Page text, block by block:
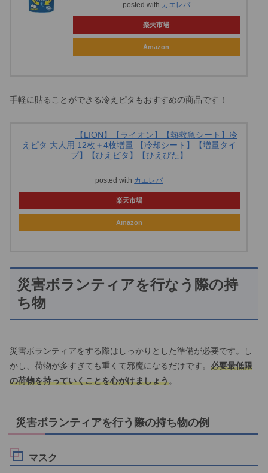
posted with カエレバ
楽天市場
Amazon
手軽に貼ることができる冷えピタもおすすめの商品です！
【LION】【ライオン】【熱救急シート】冷
えピタ 大人用 12枚＋4枚増量 【冷却シート】【増量タイ
プ】【ひえピタ】【ひえぴた】
posted with カエレバ
楽天市場
Amazon
災害ボランティアを行なう際の持
ち物
災害ボランティアをする際はしっかりとした準備が必要です。し
かし、荷物が多すぎても重くて邪魔になるだけです。 必要最低限
の荷物を持っていくことを心がけましょう。
災害ボランティアを行う際の持ち物の例
マスク